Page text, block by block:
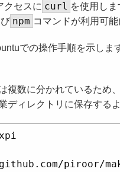
クセスに curl を使用し
npm コマンドが利用可
での操作手順を示し
複数に分かれているため
ディレクトリに保存する